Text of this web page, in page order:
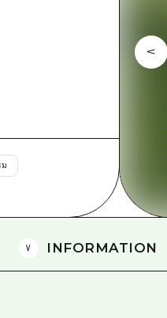
สถา
มรด
ความแ
ตั๋วเที่ย
บริการ
จังหวัดเ
ชิมาเนะ
INFORMATION